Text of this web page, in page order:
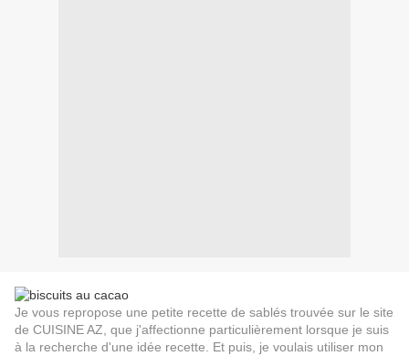
Je vous repropose une petite recette de sablés trouvée sur le site
de CUISINE AZ, que j'affectionne particulièrement lorsque je suis
à la recherche d'une idée recette. Et puis, je voulais utiliser mon